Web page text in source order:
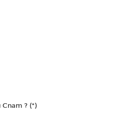
? (*)